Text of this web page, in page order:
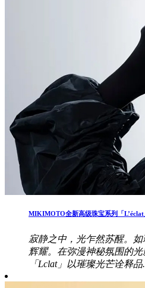
MIKIMOTO全新高级珠宝系列「
寂静之中，光乍然苏醒。
辉耀。在弥漫神秘氛围的
「Lclat」以璀璨光芒诠释品